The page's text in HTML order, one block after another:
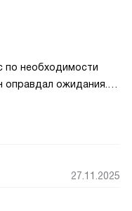
по необходимости
оправдал ожидания.
Индикация
что батарея сядет
— поставил в
27.11.2025